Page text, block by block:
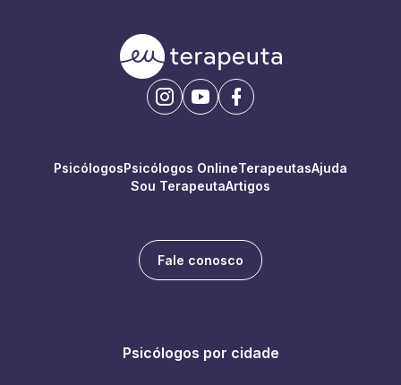
PsicólogosPsicólogos OnlineTerapeutasAjuda
Sou TerapeutaArtigos
Fale conosco
Psicólogos por cidade